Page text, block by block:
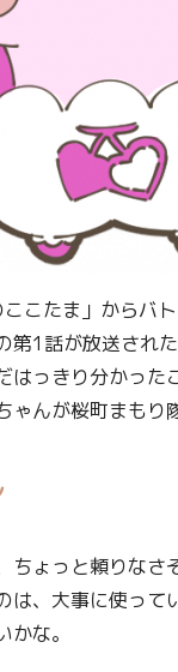
こたま」からバ
第1話が放送され
はっきり分かっ
んが桜町まもり
ょっと頼りなさ
は、大事に使っ
な。